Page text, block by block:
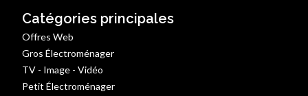
Catégories principales
Offres Web
Gros Électroménager
TV - Image - Vidéo
Petit Électroménager